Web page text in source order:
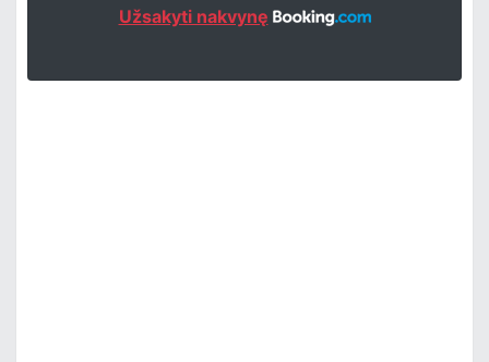
Užsakyti nakvynę